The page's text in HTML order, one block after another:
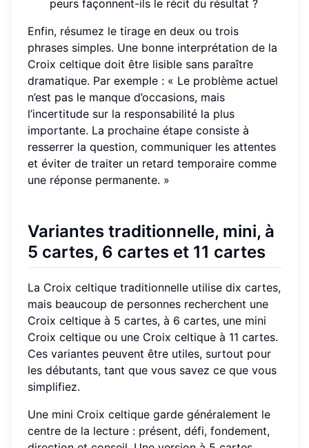
peurs façonnent-ils le récit du résultat ?
Enfin, résumez le tirage en deux ou trois
phrases simples. Une bonne interprétation de la
Croix celtique doit être lisible sans paraître
dramatique. Par exemple : « Le problème actuel
n’est pas le manque d’occasions, mais
l’incertitude sur la responsabilité la plus
importante. La prochaine étape consiste à
resserrer la question, communiquer les attentes
et éviter de traiter un retard temporaire comme
une réponse permanente. »
Variantes traditionnelle, mini, à
5 cartes, 6 cartes et 11 cartes
La Croix celtique traditionnelle utilise dix cartes,
mais beaucoup de personnes recherchent une
Croix celtique à 5 cartes, à 6 cartes, une mini
Croix celtique ou une Croix celtique à 11 cartes.
Ces variantes peuvent être utiles, surtout pour
les débutants, tant que vous savez ce que vous
simplifiez.
Une mini Croix celtique garde généralement le
centre de la lecture : présent, défi, fondement,